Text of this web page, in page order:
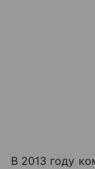
В 2013 году